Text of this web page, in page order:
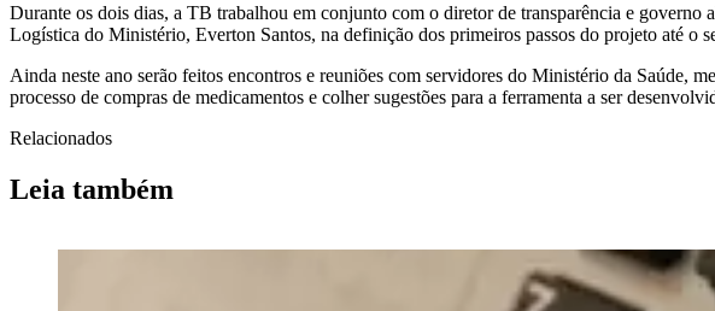
Durante os dois dias, a TB trabalhou em conjunto com o diretor de transparência e
Logística do Ministério, Everton Santos, na definição dos primeiros passos do projeto até o
Ainda neste ano serão feitos encontros e reuniões com servidores do Ministério da Saúde,
processo de compras de medicamentos e colher sugestões para a ferramenta a ser
Relacionados
Leia também